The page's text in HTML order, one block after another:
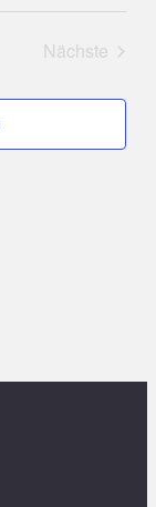
Suche
und
Nächste